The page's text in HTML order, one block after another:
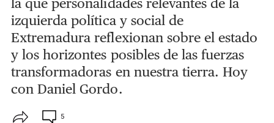
la que personalidades relevantes de la
izquierda política y social de
Extremadura reflexionan sobre el estado
y los horizontes posibles de las fuerzas
transformadoras en nuestra tierra. Hoy
con Daniel Gordo.
5